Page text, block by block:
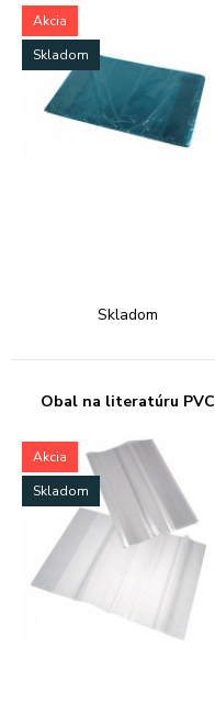
Akcia
Skladom
Skladom
Obal na literatúru PVC
Akcia
Skladom